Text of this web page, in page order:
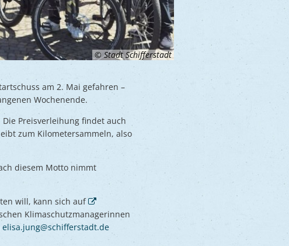
© Stadt Schifferstadt
am 2. Mai gefahren –
Wochenende.
Preisverleihung findet auch
zum Kilometersammeln, also
diesem Motto nimmt
will, kann sich auf
Klimaschutzmanagerinnen
elisa.jung@schifferstadt.de